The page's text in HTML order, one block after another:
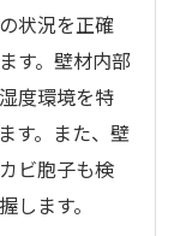
状況を正確
す。壁材内部
度環境を特
す。また、壁
ビ胞子も検
ます。